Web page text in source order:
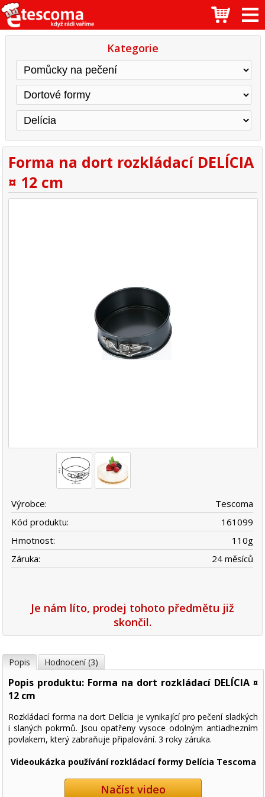
Kategorie
Forma na dort rozkládací DELÍCIA
¤ 12 cm
Výrobce:
Tescoma
Kód produktu:
161099
Hmotnost:
110g
Záruka:
24 měsíců
Je nám líto, prodej tohoto předmětu již
skončil.
Popis Hodnocení (3)
Popis produktu: Forma na dort rozkládací DELÍCIA ¤
12 cm
Rozkládací forma na dort Delícia je vynikající pro pečení sladkých
i slaných pokrmů. Jsou opatřeny vysoce odolným antiadhezním
povlakem, který zabraňuje připalování. 3 roky záruka.
Videoukázka používání rozkládací formy Delícia Tescoma
Načíst video